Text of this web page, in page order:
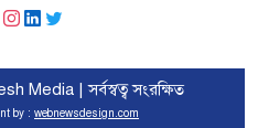
Media | সর্বস্বত্ব সংরক্ষিত
by : webnewsdesign.com